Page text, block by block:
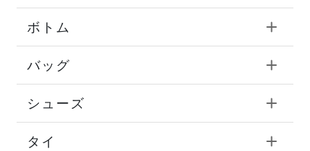
ボトム
バッグ
シューズ
タイ